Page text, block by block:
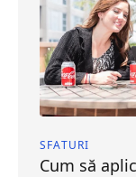
SFATURI
Cum să